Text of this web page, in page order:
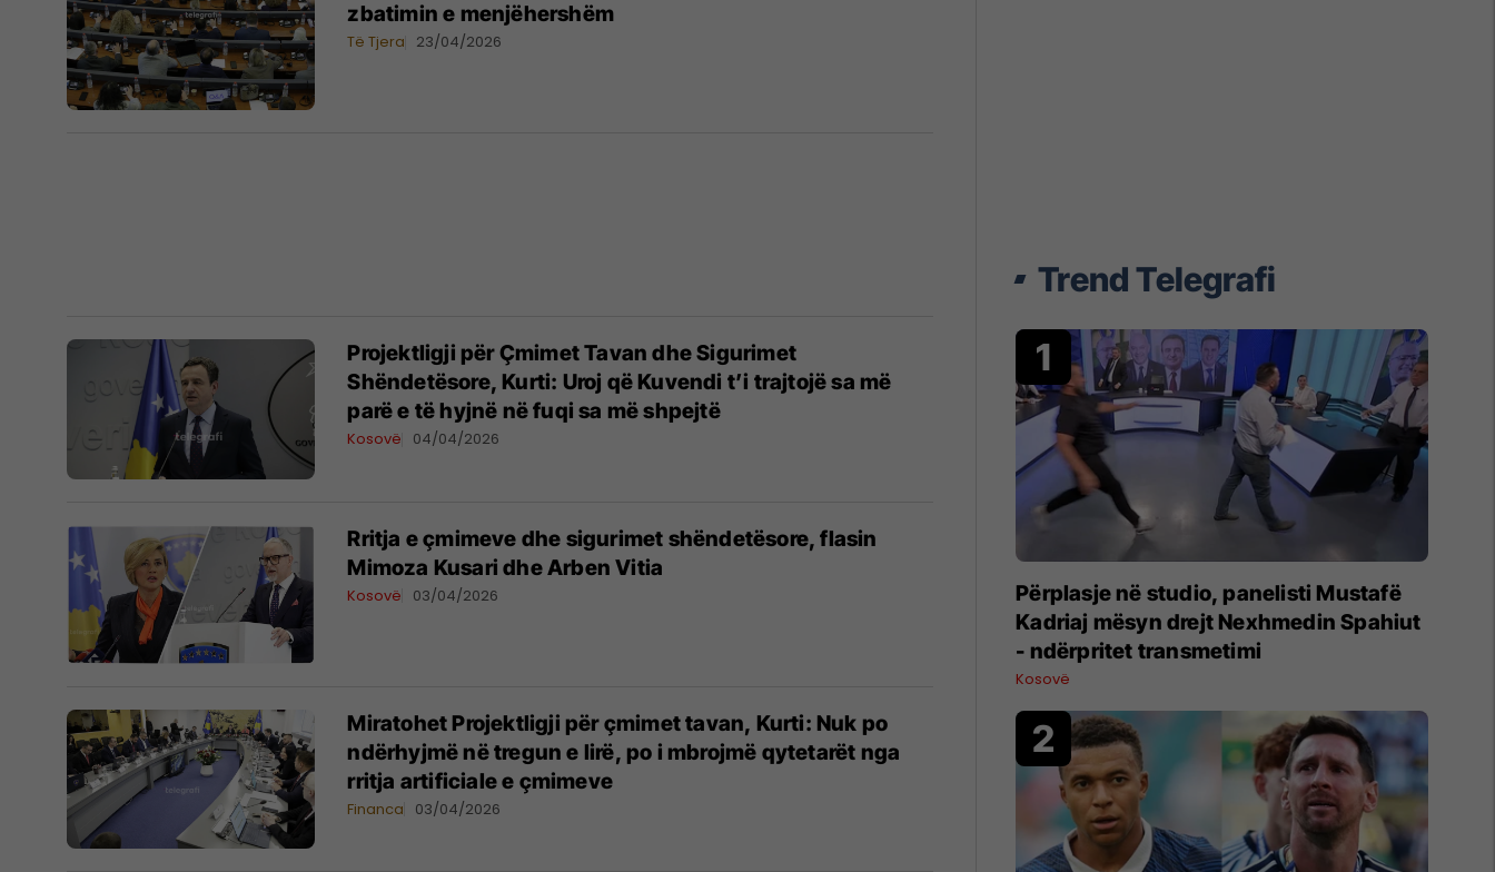
zbatimin e menjëhershëm
Të Tjera 23/04/2026
Projektligji për Çmimet Tavan dhe Sigurimet
Shëndetësore, Kurti: Uroj që Kuvendi t’i trajtojë sa më
parë e të hyjnë në fuqi sa më shpejtë
Kosovë 04/04/2026
​Rritja e çmimeve dhe sigurimet shëndetësore, flasin
Mimoza Kusari dhe Arben Vitia
Kosovë 03/04/2026
Miratohet Projektligji për çmimet tavan, Kurti: Nuk po
ndërhyjmë në tregun e lirë, po i mbrojmë qytetarët nga
rritja artificiale e çmimeve
Financa 03/04/2026
Trend Telegrafi
Përplasje në studio, panelisti Mustafë
Kadriaj mësyn drejt Nexhmedin Spahiut
- ndërpritet transmetimi
Kosovë